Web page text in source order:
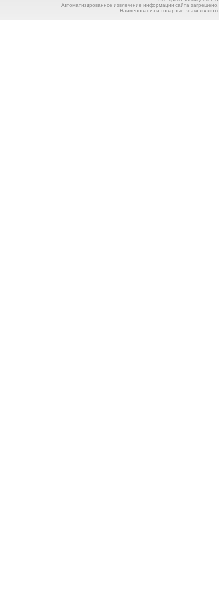
Автоматизированное извлечение информации сайта
Наименования и товарные знаки